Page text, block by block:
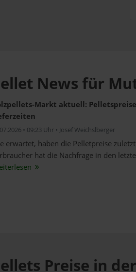
News für
Markt aktuell:
• 09:23 Uhr • Josef Weichslberger
erwartet, haben die Pelletpreise
hat die Nachfrage in den
Preise in